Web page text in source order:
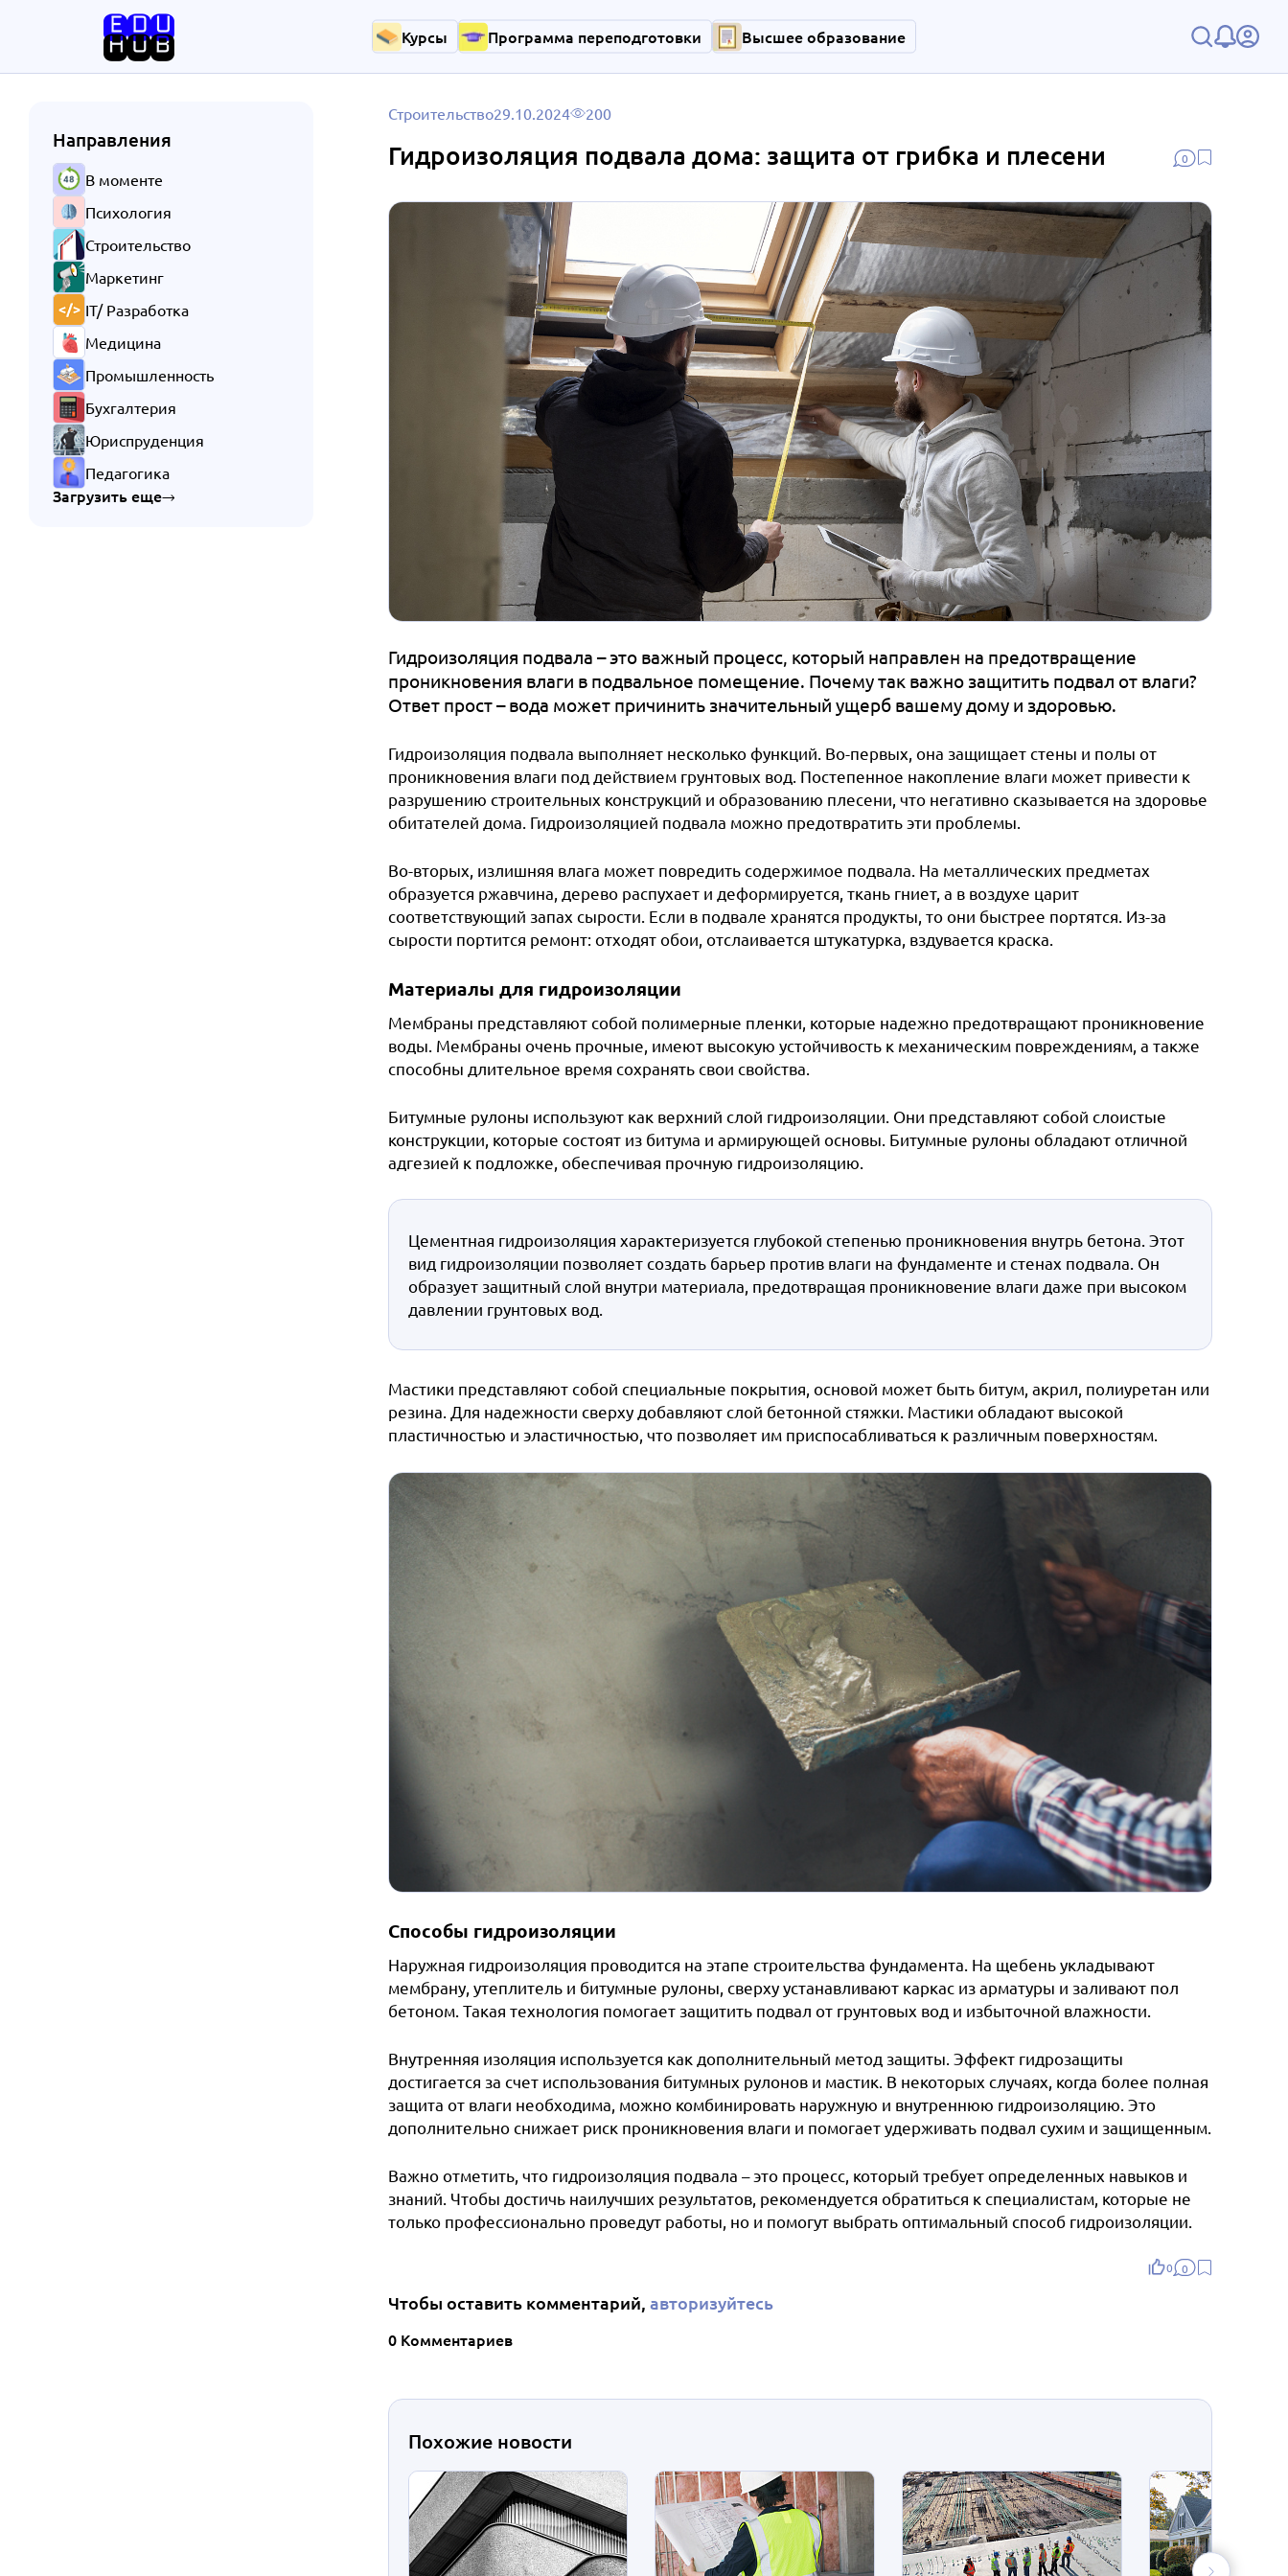
Курсы Программа переподготовки Высшее образование
Направления
В моменте
Психология
Строительство
Маркетинг
IT/ Разработка
Медицина
Промышленность
Бухгалтерия
Юриспруденция
Педагогика
Загрузить еще
0
Строительство29.10.2024 200
Гидроизоляция подвала дома: защита от грибка и плесени
Гидроизоляция подвала – это важный процесс, который направлен на предотвращение
проникновения влаги в подвальное помещение. Почему так важно защитить подвал от влаги?
Ответ прост – вода может причинить значительный ущерб вашему дому и здоровью.
Гидроизоляция подвала выполняет несколько функций. Во-первых, она защищает стены и полы от
проникновения влаги под действием грунтовых вод. Постепенное накопление влаги может привести к
разрушению строительных конструкций и образованию плесени, что негативно сказывается на здоровье
обитателей дома. Гидроизоляцией подвала можно предотвратить эти проблемы.
Во-вторых, излишняя влага может повредить содержимое подвала. На металлических предметах
образуется ржавчина, дерево распухает и деформируется, ткань гниет, а в воздухе царит
соответствующий запах сырости. Если в подвале хранятся продукты, то они быстрее портятся. Из-за
сырости портится ремонт: отходят обои, отслаивается штукатурка, вздувается краска.
Материалы для гидроизоляции
Мембраны представляют собой полимерные пленки, которые надежно предотвращают проникновение
воды. Мембраны очень прочные, имеют высокую устойчивость к механическим повреждениям, а также
способны длительное время сохранять свои свойства.
Битумные рулоны используют как верхний слой гидроизоляции. Они представляют собой слоистые
конструкции, которые состоят из битума и армирующей основы. Битумные рулоны обладают отличной
адгезией к подложке, обеспечивая прочную гидроизоляцию.
Цементная гидроизоляция характеризуется глубокой степенью проникновения внутрь бетона. Этот
вид гидроизоляции позволяет создать барьер против влаги на фундаменте и стенах подвала. Он
образует защитный слой внутри материала, предотвращая проникновение влаги даже при высоком
давлении грунтовых вод.
Мастики представляют собой специальные покрытия, основой может быть битум, акрил, полиуретан или
резина. Для надежности сверху добавляют слой бетонной стяжки. Мастики обладают высокой
пластичностью и эластичностью, что позволяет им приспосабливаться к различным поверхностям.
Способы гидроизоляции
Наружная гидроизоляция проводится на этапе строительства фундамента. На щебень укладывают
мембрану, утеплитель и битумные рулоны, сверху устанавливают каркас из арматуры и заливают пол
бетоном. Такая технология помогает защитить подвал от грунтовых вод и избыточной влажности.
Внутренняя изоляция используется как дополнительный метод защиты. Эффект гидрозащиты
достигается за счет использования битумных рулонов и мастик. В некоторых случаях, когда более полная
защита от влаги необходима, можно комбинировать наружную и внутреннюю гидроизоляцию. Это
дополнительно снижает риск проникновения влаги и помогает удерживать подвал сухим и защищенным.
Важно отметить, что гидроизоляция подвала – это процесс, который требует определенных навыков и
знаний. Чтобы достичь наилучших результатов, рекомендуется обратиться к специалистам, которые не
только профессионально проведут работы, но и помогут выбрать оптимальный способ гидроизоляции.
0 0
Чтобы оставить комментарий, авторизуйтесь
0 Комментариев
Похожие новости